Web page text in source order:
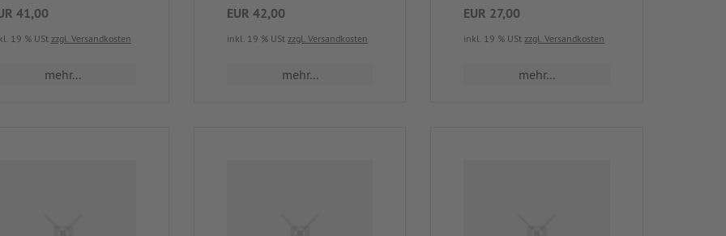
41,00
19 % USt zzgl. Versandkosten
mehr...
EUR 42,00
inkl. 19 % USt zzgl. Versandkosten
mehr...
EUR 27,00
inkl. 19 % UStzzgl. Versandkosten
mehr...